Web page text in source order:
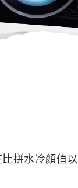
拼水冷顏值